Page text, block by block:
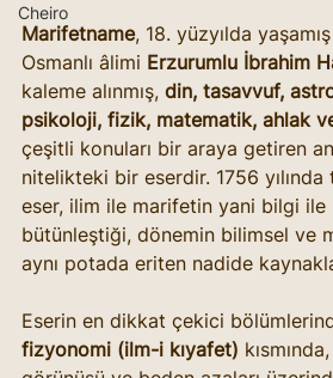
Cheiro
Marifetname, 18. yüzyılda
Osmanlı âlimi Erzurumlu İbrahim
kaleme alınmış, din, tasavvuf,
psikoloji, fizik, matematik, ahlak
çeşitli konuları bir araya getiren
nitelikteki bir eserdir. 1756 yılında
eser, ilim ile marifetin yani bilgi ile
bütünleştiği, dönemin bilimsel ve
aynı potada eriten nadide
Eserin en dikkat çekici
fizyonomi (ilm-i kıyafet)